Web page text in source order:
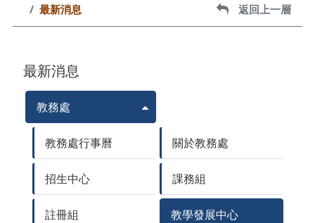
最新消息
返回上一層
返回上一層
最新消息
教務處
教務處行事曆 關於教務處
招生中心 課務組
註冊組 教學發展中心